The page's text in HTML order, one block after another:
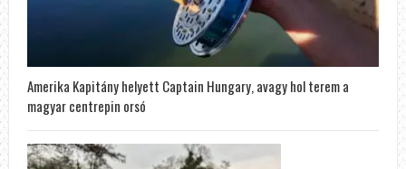
Amerika Kapitány helyett Captain Hungary, avagy hol terem a
magyar centrepin orsó